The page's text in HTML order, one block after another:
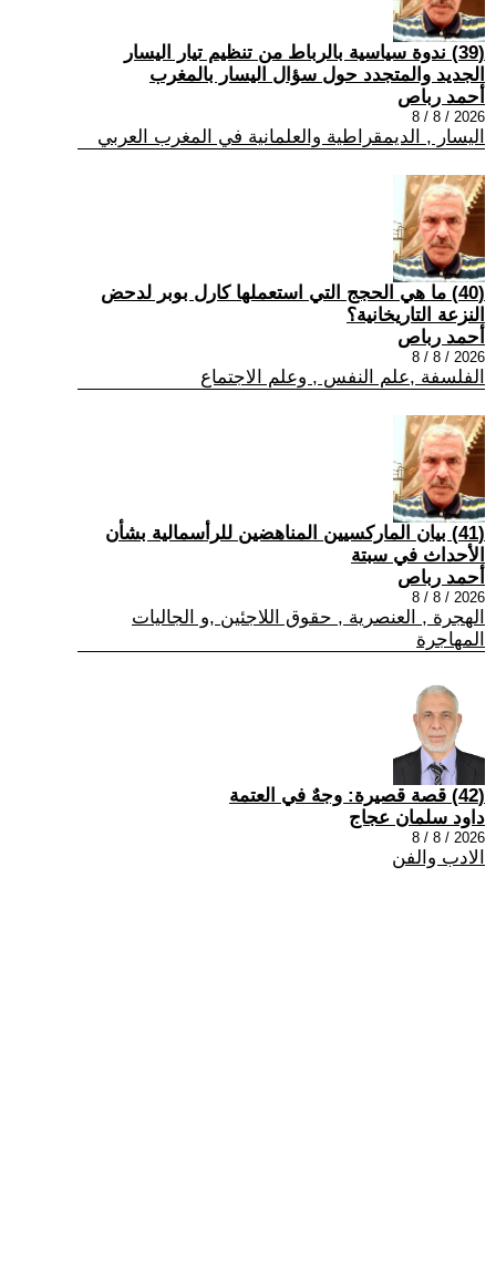
(39) ندوة سياسية بالرباط من تنظيم تيار اليسار
الجديد والمتجدد حول سؤال اليسار بالمغرب
أحمد رباص
2026 / 8 / 8
اليسار , الديمقراطية والعلمانية في المغرب العربي
(40) ما هي الحجج التي استعملها كارل بوبر لدحض
النزعة التاريخانية؟
أحمد رباص
2026 / 8 / 8
الفلسفة ,علم النفس , وعلم الاجتماع
(41) بيان الماركسيين المناهضين للرأسمالية بشأن
الأحداث في سبتة
أحمد رباص
2026 / 8 / 8
الهجرة , العنصرية , حقوق اللاجئين ,و الجاليات
المهاجرة
(42) قصة قصيرة: وجهٌ في العتمة
داود سلمان عجاج
2026 / 8 / 8
الادب والفن